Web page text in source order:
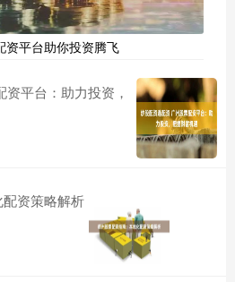
资平台助你投资腾飞
平台：助力投资，
资策略解析